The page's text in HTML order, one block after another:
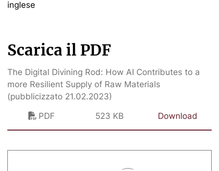
inglese
Scarica il PDF
The Digital Divining Rod: How AI Contributes to a
more Resilient Supply of Raw Materials
(pubblicizzato 21.02.2023)
PDF
523 KB Download